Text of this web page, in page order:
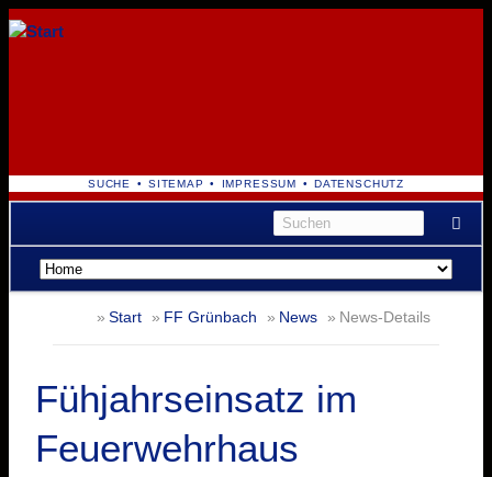
NAVIGATION
ÜBERSPRINGEN
SUCHE SITEMAP IMPRESSUM DATENSCHUTZ
Navigation
überspringen
Start FF Grünbach News News-Details
Fühjahrseinsatz im
Feuerwehrhaus